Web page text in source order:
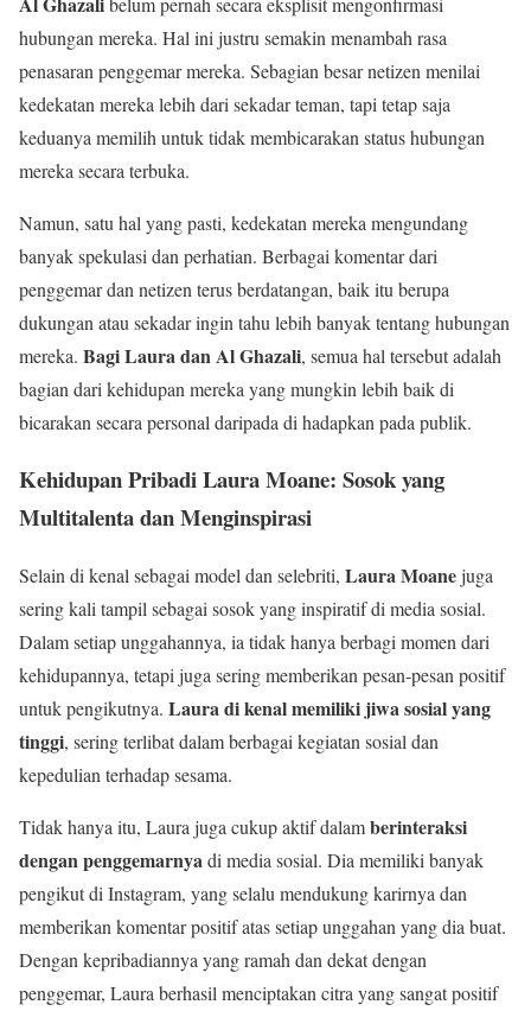
hubungan mereka. Hal ini justru semakin menambah rasa
penasaran penggemar mereka. Sebagian besar netizen menilai
kedekatan mereka lebih dari sekadar teman, tapi tetap saja
keduanya memilih untuk tidak membicarakan status hubungan
mereka secara terbuka.
Namun, satu hal yang pasti, kedekatan mereka mengundang
banyak spekulasi dan perhatian. Berbagai komentar dari
penggemar dan netizen terus berdatangan, baik itu berupa
dukungan atau sekadar ingin tahu lebih banyak tentang hubungan
mereka. Bagi Laura dan Al Ghazali, semua hal tersebut adalah
bagian dari kehidupan mereka yang mungkin lebih baik di
bicarakan secara personal daripada di hadapkan pada publik.
Kehidupan Pribadi Laura Moane: Sosok yang
Multitalenta dan Menginspirasi
Selain di kenal sebagai model dan selebriti, Laura Moanejuga
sering kali tampil sebagai sosok yang inspiratif di media sosial.
Dalam setiap unggahannya, ia tidak hanya berbagi momen dari
kehidupannya, tetapi juga sering memberikan pesan-pesan positif
untuk pengikutnya. Laura di kenal memiliki jiwa sosial yang
tinggi, sering terlibat dalam berbagai kegiatan sosial dan
kepedulian terhadap sesama.
Tidak hanya itu, Laura juga cukup aktif dalamberinteraksi
dengan penggemarnyadi media sosial. Dia memiliki banyak
pengikut di Instagram, yang selalu mendukung karirnya dan
memberikan komentar positif atas setiap unggahan yang dia buat.
Dengan kepribadiannya yang ramah dan dekat dengan
penggemar, Laura berhasil menciptakan citra yang sangat positif